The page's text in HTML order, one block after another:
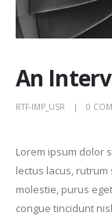
An
RTF-IMP_USR 0
Lorem ipsum dolor
lectus lacus,
molestie, purus
congue tincidunt